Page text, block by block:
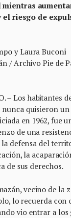
riesgo de
y Laura Buconi
/ Archivo Pie de
– Los habitantes
nunca quisieron
en 1962, fue
de una
la defensa del
la
de sus derechos.
vecino de la
lo recuerda con
vio entrar a los